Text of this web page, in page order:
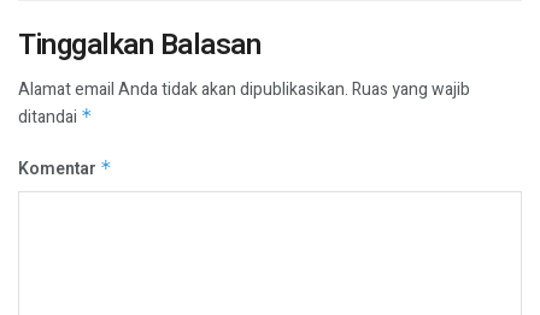
Tinggalkan Balasan
Alamat email Anda tidak akan dipublikasikan.Ruas yang wajib
ditandai *
Komentar *